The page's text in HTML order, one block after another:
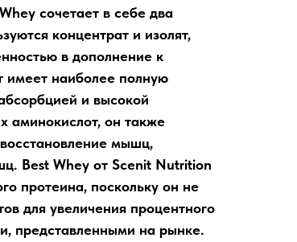
сочетает в себе два
концентрат и изолят,
в дополнение к
имеет наиболее полную
и высокой
аминокислот, он также
мышц,
Best Whey от Scenit Nutrition
протеина, поскольку он не
для увеличения процентного
представленными на рынке.